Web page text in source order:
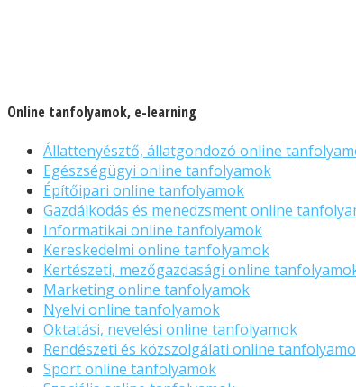
Online tanfolyamok, e-learning
Állattenyésztő, állatgondozó online
Egészségügyi online tanfolyamok
Építőipari online tanfolyamok
Gazdálkodás és menedzsment online
Informatikai online tanfolyamok
Kereskedelmi online tanfolyamok
Kertészeti, mezőgazdasági online
Marketing online tanfolyamok
Nyelvi online tanfolyamok
Oktatási, nevelési online tanfolyamok
Rendészeti és közszolgálati online
Sport online tanfolyamok